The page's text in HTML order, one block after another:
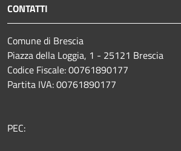
CONTATTI
Comune di Brescia
Piazza della Loggia, 1 - 25121 Brescia
Codice Fiscale: 00761890177
Partita IVA: 00761890177
PEC: